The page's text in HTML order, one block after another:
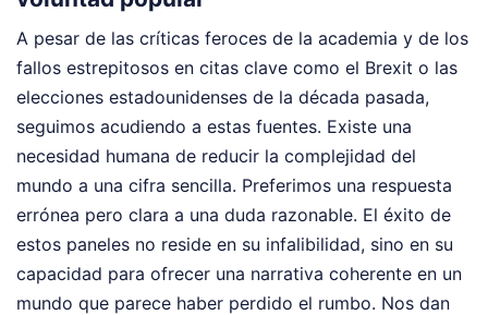
A pesar de las críticas feroces de la academia y de los
fallos estrepitosos en citas clave como el Brexit o las
elecciones estadounidenses de la década pasada,
seguimos acudiendo a estas fuentes. Existe una
necesidad humana de reducir la complejidad del
mundo a una cifra sencilla. Preferimos una respuesta
errónea pero clara a una duda razonable. El éxito de
estos paneles no reside en su infalibilidad, sino en su
capacidad para ofrecer una narrativa coherente en un
mundo que parece haber perdido el rumbo. Nos dan